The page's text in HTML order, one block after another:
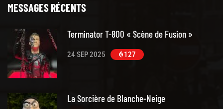
MESSAGES RÉCENTS
Terminator T-800 « Scène de Fusion »
24 SEP 2025 127
La Sorcière de Blanche-Neige